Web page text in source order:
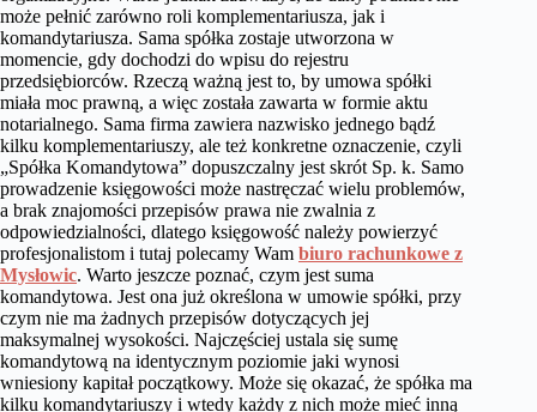
może pełnić zarówno roli komplementariusza, jak i
komandytariusza. Sama spółka zostaje utworzona w
momencie, gdy dochodzi do wpisu do rejestru
przedsiębiorców. Rzeczą ważną jest to, by umowa spółki
miała moc prawną, a więc została zawarta w formie aktu
notarialnego. Sama firma zawiera nazwisko jednego bądź
kilku komplementariuszy, ale też konkretne oznaczenie, czyli
„Spółka Komandytowa” dopuszczalny jest skrót Sp. k. Samo
prowadzenie księgowości może nastręczać wielu problemów,
a brak znajomości przepisów prawa nie zwalnia z
odpowiedzialności, dlatego księgowość należy powierzyć
profesjonalistom i tutaj polecamy Wam biuro rachunkowe z
Mysłowic. Warto jeszcze poznać, czym jest suma
komandytowa. Jest ona już określona w umowie spółki, przy
czym nie ma żadnych przepisów dotyczących jej
maksymalnej wysokości. Najczęściej ustala się sumę
komandytową na identycznym poziomie jaki wynosi
wniesiony kapitał początkowy. Może się okazać, że spółka ma
kilku komandytariuszy i wtedy każdy z nich może mieć inną